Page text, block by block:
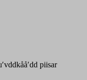
piisar